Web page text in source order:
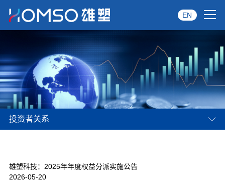
关于雄塑
产品中心
品牌服务
资讯中心
EN
投资者关系
雄塑科技：2025年年度权益分派实施公告
2026-05-20